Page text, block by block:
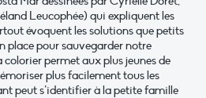
Leucophée) qui expliquent les
évoquent les solutions que petits
place pour sauvegarder notre
permet aux plus jeunes de
plus facilement tous les
peut s’identifier à la petite famille